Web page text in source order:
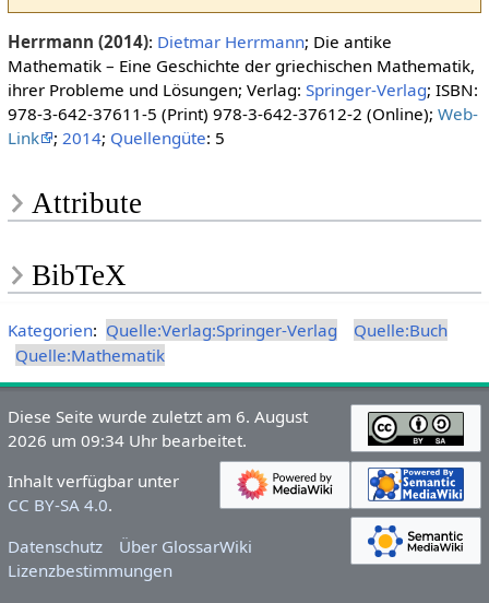
Herrmann (2014): Dietmar Herrmann; Die antike
Mathematik – Eine Geschichte der griechischen Mathematik,
ihrer Probleme und Lösungen; Verlag: Springer-Verlag; ISBN:
978-3-642-37611-5 (Print) 978-3-642-37612-2 (Online); Web-
Link
; 2014; Quellengüte: 5
Attribute
BibTeX
Kategorien: Quelle:Verlag:Springer-Verlag
Quelle:Buch
Quelle:Mathematik
Diese Seite wurde zuletzt am 6. August
2026 um 09:34 Uhr bearbeitet.
Inhalt verfügbar unter
CC BY-SA 4.0.
Datenschutz
Über GlossarWiki
Lizenzbestimmungen